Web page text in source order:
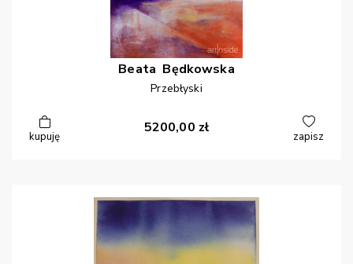
Beata Będkowska
Przebłyski
kupuję
5200,00 zł
zapisz